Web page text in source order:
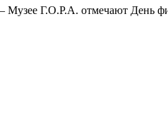
Г.О.Р.А. отмечают День